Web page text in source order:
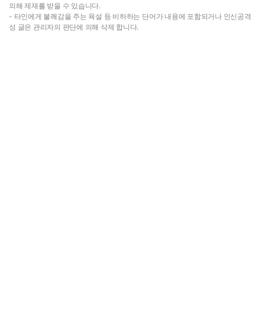
의해 제재를 받을 수 있습니다.
- 타인에게 불쾌감을 주는 욕설 등 비하하는 단어가 내용에 포함되거나 인신공격
성 글은 관리자의 판단에 의해 삭제 합니다.